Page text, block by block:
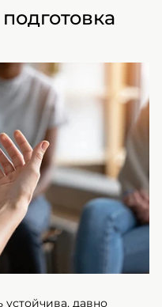
устойчива, давно